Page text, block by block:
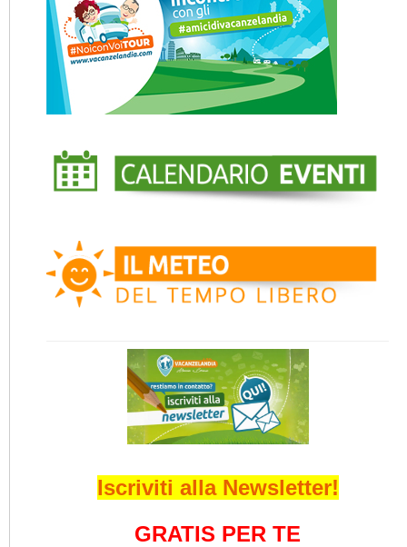
Iscriviti alla Newsletter!
GRATIS PER TE